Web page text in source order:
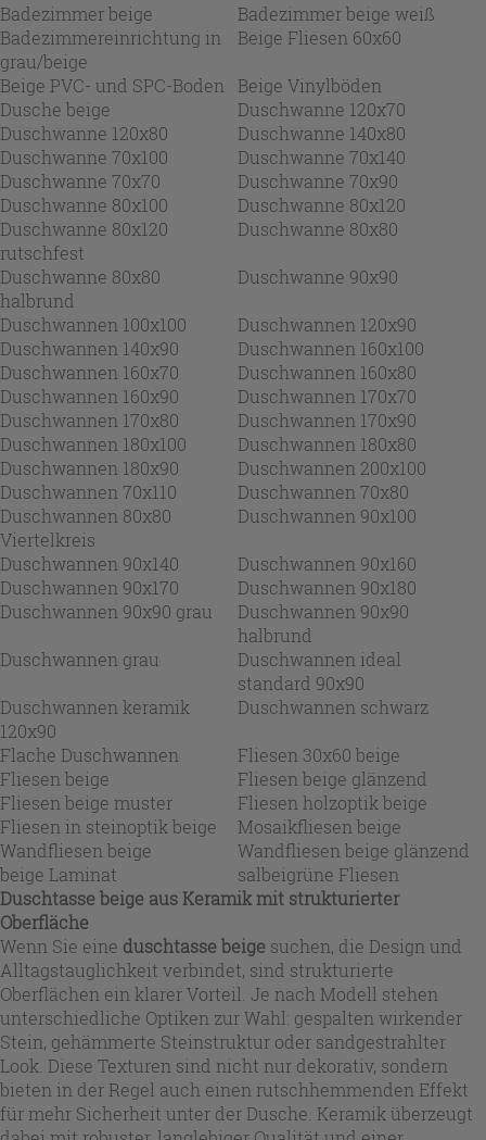
Badezimmer beige
Badezimmer beige weiß
Badezimmereinrichtung in
grau/beige
Beige Fliesen 60x60
Beige PVC- und SPC-Boden
Beige Vinylböden
Dusche beige
Duschwanne 120x70
Duschwanne 120x80
Duschwanne 140x80
Duschwanne 70x100
Duschwanne 70x140
Duschwanne 70x70
Duschwanne 70x90
Duschwanne 80x100
Duschwanne 80x120
Duschwanne 80x120
rutschfest
Duschwanne 80x80
Duschwanne 80x80
halbrund
Duschwanne 90x90
Duschwannen 100x100
Duschwannen 120x90
Duschwannen 140x90
Duschwannen 160x100
Duschwannen 160x70
Duschwannen 160x80
Duschwannen 160x90
Duschwannen 170x70
Duschwannen 170x80
Duschwannen 170x90
Duschwannen 180x100
Duschwannen 180x80
Duschwannen 180x90
Duschwannen 200x100
Duschwannen 70x110
Duschwannen 70x80
Duschwannen 80x80
Viertelkreis
Duschwannen 90x100
Duschwannen 90x140
Duschwannen 90x160
Duschwannen 90x170
Duschwannen 90x180
Duschwannen 90x90 grau
Duschwannen 90x90
halbrund
Duschwannen grau
Duschwannen ideal
standard 90x90
Duschwannen keramik
120x90
Duschwannen schwarz
Flache Duschwannen
Fliesen 30x60 beige
Fliesen beige
Fliesen beige glänzend
Fliesen beige muster
Fliesen holzoptik beige
Fliesen in steinoptik beige
Mosaikfliesen beige
Wandfliesen beige
Wandfliesen beige glänzend
beige Laminat
salbeigrüne Fliesen
Duschtasse beige aus Keramik mit strukturierter
Oberfläche
Wenn Sie eine duschtasse beige suchen, die Design und
Alltagstauglichkeit verbindet, sind strukturierte
Oberflächen ein klarer Vorteil. Je nach Modell stehen
unterschiedliche Optiken zur Wahl: gespalten wirkender
Stein, gehämmerte Steinstruktur oder sandgestrahlter
Look. Diese Texturen sind nicht nur dekorativ, sondern
bieten in der Regel auch einen rutschhemmenden Effekt
für mehr Sicherheit unter der Dusche. Keramik überzeugt